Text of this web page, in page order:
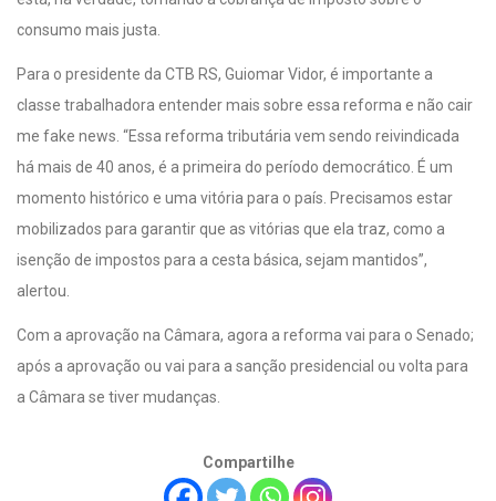
consumo mais justa.
Para o presidente da CTB RS, Guiomar Vidor, é importante a
classe trabalhadora entender mais sobre essa reforma e não cair
me fake news. “Essa reforma tributária vem sendo reivindicada
há mais de 40 anos, é a primeira do período democrático. É um
momento histórico e uma vitória para o país. Precisamos estar
mobilizados para garantir que as vitórias que ela traz, como a
isenção de impostos para a cesta básica, sejam mantidos”,
alertou.
Com a aprovação na Câmara, agora a reforma vai para o Senado;
após a aprovação ou vai para a sanção presidencial ou volta para
a Câmara se tiver mudanças.
Compartilhe